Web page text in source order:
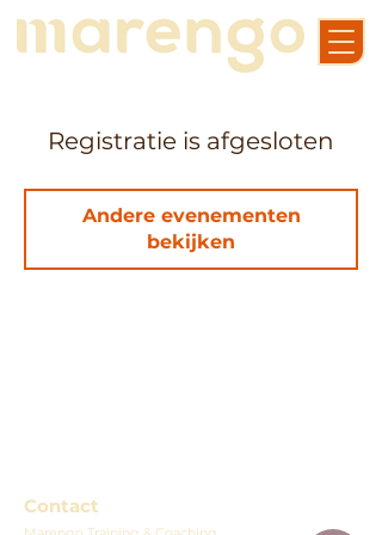
Registratie is afgesloten
Andere evenementen
bekijken
Contact